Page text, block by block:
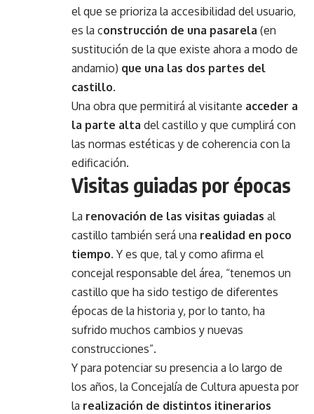
el que se prioriza la accesibilidad del usuario,
es la construcción de una pasarela (en
sustitución de la que existe ahora a modo de
andamio) que una las dos partes del
castillo.
Una obra que permitirá al visitante acceder a
la parte alta del castillo y que cumplirá con
las normas estéticas y de coherencia con la
edificación.
Visitas guiadas por épocas
La renovación de las visitas guiadas al
castillo también será una realidad en poco
tiempo. Y es que, tal y como afirma el
concejal responsable del área, “tenemos un
castillo que ha sido testigo de diferentes
épocas de la historia y, por lo tanto, ha
sufrido muchos cambios y nuevas
construcciones”.
Y para potenciar su presencia a lo largo de
los años, la Concejalía de Cultura apuesta por
la realización de distintos itinerarios